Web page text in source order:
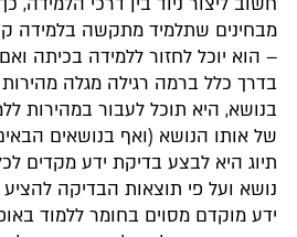
מבחינים שתלמיד מתקשה בלמידה
– הוא יוכל לחזור ללמידה בכיתה
בדרך כלל ברמה רגילה מגלה
בנושא, היא תוכל לעבור במהירות
של אותו הנושא (ואף בנושאים
תיוג היא לבצע בדיקת ידע מקדים
נושא ועל פי תוצאות הבדיקה
ידע מוקדם מסוים בחומר ללמוד